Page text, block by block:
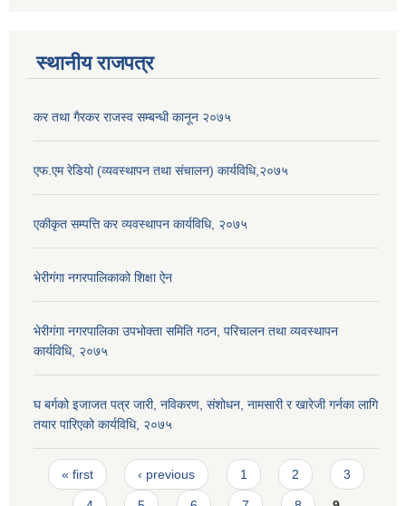
स्थानीय राजपत्र
कर तथा गैरकर राजस्व सम्बन्धी कानून २०७५
एफ.एम रेडियो (व्यवस्थापन तथा संचालन) कार्यविधि,२०७५
एकीकृत सम्पत्ति कर व्यवस्थापन कार्यविधि, २०७५
भेरीगंगा नगरपालिकाको शिक्षा ऐन
भेरीगंगा नगरपालिका उपभोक्ता समिति गठन, परिचालन तथा व्यवस्थापन
कार्यविधि, २०७५
घ बर्गको इजाजत पत्र जारी, नविकरण, संशोधन, नामसारी र खारेजी गर्नका लागि
तयार पारिएको कार्यविधि, २०७५
Pages
« first ‹ previous 1 2 3